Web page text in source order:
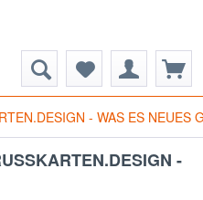
- WAS ES NEUES
-